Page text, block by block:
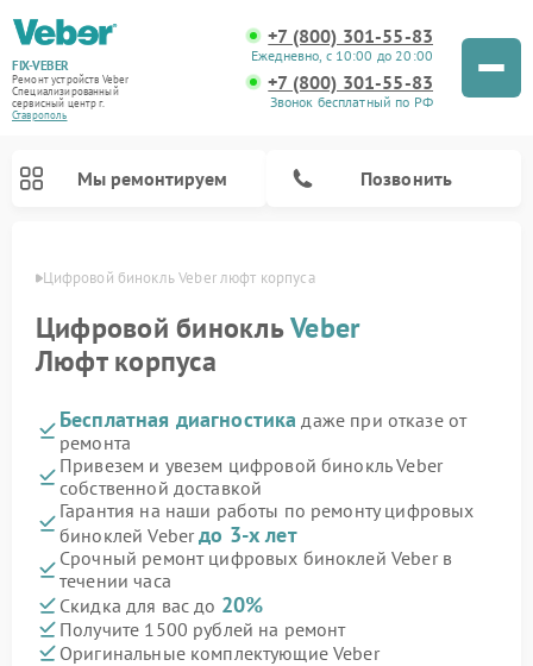
FIX-VEBER
Ремонт устройств Veber
Специализированный
cервисный центр г.
Ставрополь
+7 (800) 301-55-83
Ежедневно, с 10:00 до 20:00
+7 (800) 301-55-83
Звонок бесплатный по РФ
Мы ремонтируем Позвонить
Цифровой бинокль Veber люфт корпуса
Цифровой бинокльVeber
Люфт корпуса
Бесплатная диагностика даже при отказе от
ремонта
Привезем и увезем цифровой бинокль Veber
собственной доставкой
Гарантия на наши работы по ремонту цифровых
биноклей Veberдо 3-х лет
Срочный ремонт цифровых биноклей Veber в
течении часа
Скидка для вас до 20%
Получите 1500 рублей на ремонт
Оригинальные комплектующие Veber